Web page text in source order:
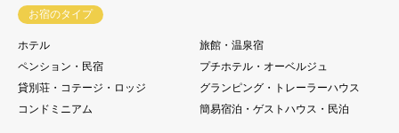
お宿のタイプ
ホテル
旅館・温泉宿
ペンション・民宿
プチホテル・オーベルジュ
貸別荘・コテージ・ロッジ
グランピング・トレーラーハウス
コンドミニアム
簡易宿泊・ゲストハウス・民泊